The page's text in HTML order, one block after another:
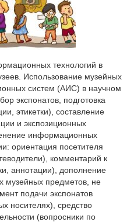
технологий в
Использование музейных
систем (АИС) в научном
экспонатов, подготовка
этикетки), составление
и экспозиционных
информационных
ориентация посетителя
комментарий к
аннотации), дополнение
музейных предметов, не
подачи экспонатов
носителях), средство
(вопросники по